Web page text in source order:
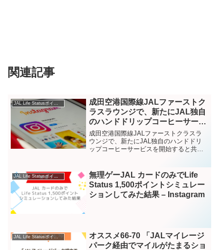
関連記事
成田空港国際線JALファーストク
ラスラウンジで、新たにJAL独自
のハンドドリップコーヒーサービ
スを開始すると共に、コロナ禍で
中断していたジョンロブ監修のシ
ューポリッシュサービスを再開し
成田空港国際線JALファーストクラスラ
ウンジで、新たにJAL独自のハンドドリ
ップコーヒーサービスを開始すると共
します。
JAL Life Statusポイント – Instagram
無理ゲーJAL カードのみでLife
Status 1,500ポイントシミュレー
ションしてみた結果 – Instagram
JAL Life Statusポイント – Instagram
オススメ66-70 「JALマイレージ
パーク経由でマイルがたまるショ